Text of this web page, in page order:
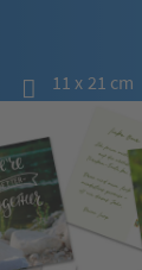
11 x 21 cm